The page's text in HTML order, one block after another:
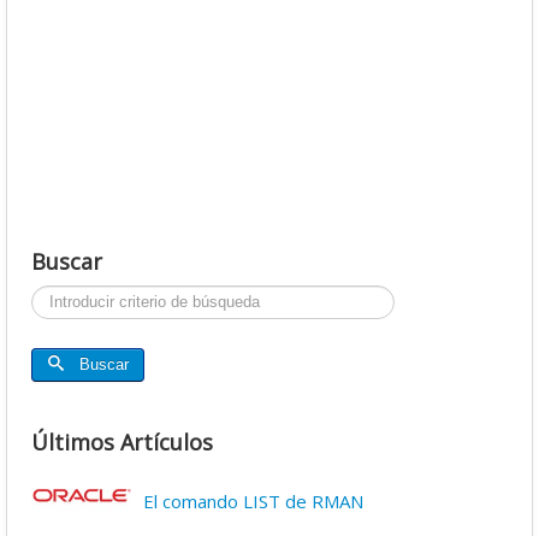
Buscar
Buscar...
Buscar
Últimos Artículos
El comando LIST de RMAN